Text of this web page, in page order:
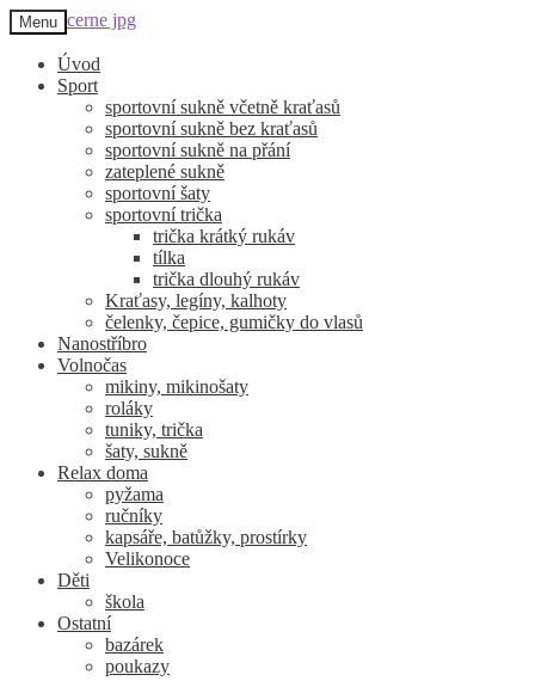
Přeskočit
na
navigaci
Přejít
k
obsahu
webu
Menu
Úvod
Sport
sportovní sukně včetně kraťasů
sportovní sukně bez kraťasů
sportovní sukně na přání
zateplené sukně
sportovní šaty
sportovní trička
trička krátký rukáv
tílka
trička dlouhý rukáv
Kraťasy, legíny, kalhoty
čelenky, čepice, gumičky do vlasů
Nanostříbro
Volnočas
mikiny, mikinošaty
roláky
tuniky, trička
šaty, sukně
Relax doma
pyžama
ručníky
kapsáře, batůžky, prostírky
Velikonoce
Děti
škola
Ostatní
bazárek
poukazy